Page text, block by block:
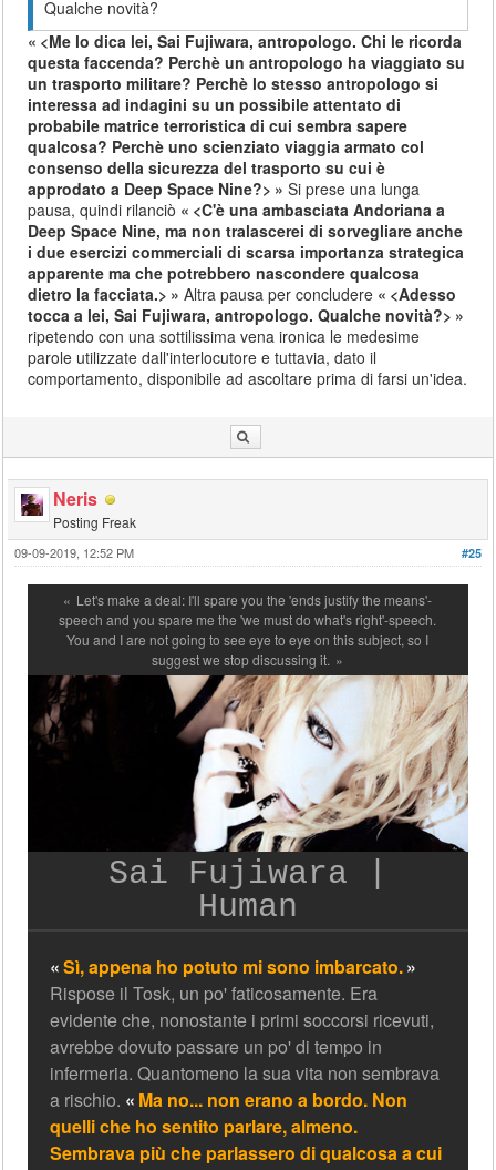
Qualche novità?
<Me lo dica lei, Sai Fujiwara, antropologo. Chi le ricorda
questa faccenda? Perchè un antropologo ha viaggiato su
un trasporto militare? Perchè lo stesso antropologo si
interessa ad indagini su un possibile attentato di
probabile matrice terroristica di cui sembra sapere
qualcosa? Perchè uno scienziato viaggia armato col
consenso della sicurezza del trasporto su cui è
approdato a Deep Space Nine?>
Si prese una lunga
pausa, quindi rilanciò
<C'è una ambasciata Andoriana a
Deep Space Nine, ma non tralascerei di sorvegliare anche
i due esercizi commerciali di scarsa importanza strategica
apparente ma che potrebbero nascondere qualcosa
dietro la facciata.>
Altra pausa per concludere
<Adesso
tocca a lei, Sai Fujiwara, antropologo. Qualche novità?>
ripetendo con una sottilissima vena ironica le medesime
parole utilizzate dall'interlocutore e tuttavia, dato il
comportamento, disponibile ad ascoltare prima di farsi un'idea.
Neris
Posting Freak
#25
09-09-2019, 12:52 PM
Let's make a deal: I'll spare you the 'ends justify the means'-
speech and you spare me the 'we must do what's right'-speech.
You and I are not going to see eye to eye on this subject, so I
suggest we stop discussing it.
Sai Fujiwara |
Human
Sì, appena ho potuto mi sono imbarcato.
Rispose il Tosk, un po' faticosamente. Era
evidente che, nonostante i primi soccorsi ricevuti,
avrebbe dovuto passare un po' di tempo in
infermeria. Quantomeno la sua vita non sembrava
a rischio.
Ma no... non erano a bordo. Non
quelli che ho sentito parlare, almeno.
Sembrava più che parlassero di qualcosa a cui